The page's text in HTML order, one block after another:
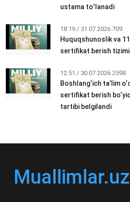
ustama toʻlanadi
18:19 / 31.07.2026 709
Huquqshunoslik va
sertifikat berish tizimi
12:51 / 30.07.2026 2598
Boshlang‘ich ta’lim
sertifikat berish
tartibi belgilandi
Muallimlar.uz